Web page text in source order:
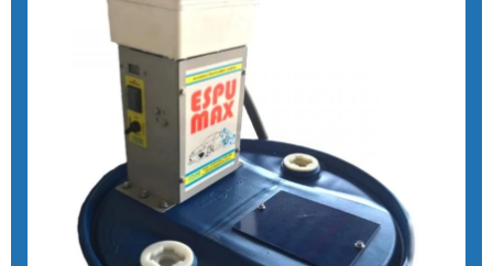
Aspirador para lava rápido profissional
Aspirador moedas
Aspirador de pó fichas e moedas
Aspirador de pó ideal para carros
Aspirador de pó industrial para carros
Aspirador de pó de moeda
Aspirador de pó self service